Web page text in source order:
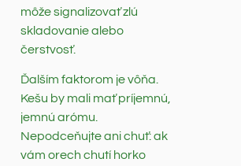
môže signalizovať zlú
skladovanie alebo
čerstvosť.
Ďalším faktorom je vôňa.
Kešu by mali mať príjemnú,
jemnú arómu.
Nepodceňujte ani chuť: ak
vám orech chutí horko